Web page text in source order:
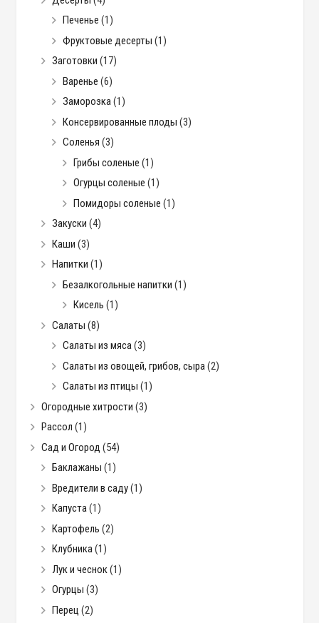
Печенье (1)
Фруктовые десерты (1)
Заготовки (17)
Варенье (6)
Заморозка(1)
Консервированные плоды (3)
Соленья (3)
Грибы соленые (1)
Огурцы соленые (1)
Помидоры соленые (1)
Закуски (4)
Каши (3)
Напитки (1)
Безалкогольные напитки (1)
Кисель (1)
Салаты (8)
Салаты из мяса(3)
Салаты из овощей, грибов, сыра(2)
Салаты из птицы (1)
Огородные хитрости (3)
Рассол (1)
Сад и Огород (54)
Баклажаны (1)
Вредители в саду(1)
Капуста(1)
Картофель (2)
Клубника(1)
Лук и чеснок(1)
Огурцы (3)
Перец (2)